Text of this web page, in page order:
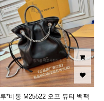
루*비통 M25522 오프 듀티 백팩